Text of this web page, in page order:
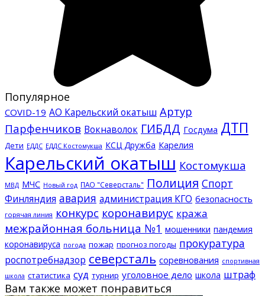
Популярное
COVID-19 АО Карельский окатыш Артур
Парфенчиков Вокнаволок ГИБДД Госдума ДТП
Дети ЕДДС ЕДДС Костомукша КСЦ Дружба Карелия
Карельский окатыш Костомукша
МВД МЧС Новый год ПАО "Северсталь" Полиция Спорт
Финляндия авария администрация КГО безопасность
горячая линия конкурс коронавирус кража
межрайонная больница №1 мошенники пандемия
коронавируса погода пожар прогноз погоды прокуратура
роспотребнадзор северсталь соревнования спортивная
школа статистика суд турнир уголовное дело школа штраф
Вам также может понравиться